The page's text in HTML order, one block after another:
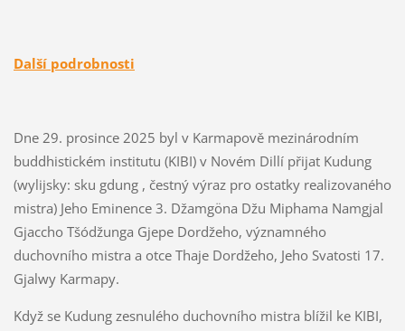
Další podrobnosti
Dne 29. prosince 2025 byl v Karmapově mezinárodním
buddhistickém institutu (KIBI) v Novém Dillí přijat Kudung
(wylijsky: sku gdung , čestný výraz pro ostatky realizovaného
mistra) Jeho Eminence 3. Džamgöna Džu Miphama Namgjal
Gjaccho Tšódžunga Gjepe Dordžeho, významného
duchovního mistra a otce Thaje Dordžeho, Jeho Svatosti 17.
Gjalwy Karmapy.
Když se Kudung zesnulého duchovního mistra blížil ke KIBI,